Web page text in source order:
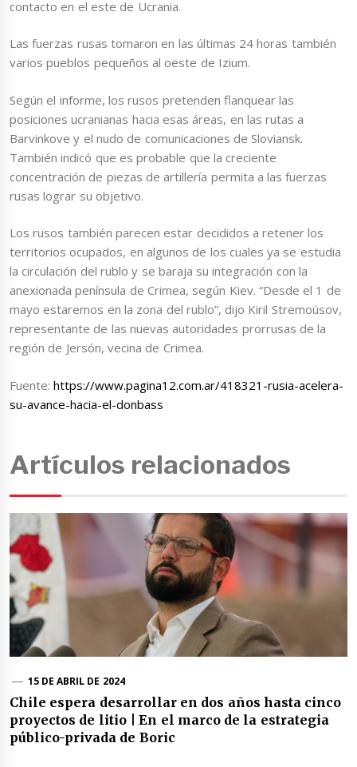
contacto en el este de Ucrania.
Las fuerzas rusas tomaron en las últimas 24 horas también
varios pueblos pequeños al oeste de Izium.
Según el informe, los rusos pretenden flanquear las
posiciones ucranianas hacia esas áreas, en las rutas a
Barvinkove y el nudo de comunicaciones de Sloviansk.
También indicó que es probable que la creciente
concentración de piezas de artillería permita a las fuerzas
rusas lograr su objetivo.
Los rusos también parecen estar decididos a retener los
territorios ocupados, en algunos de los cuales ya se estudia
la circulación del rublo y se baraja su integración con la
anexionada península de Crimea, según Kiev. “Desde el 1 de
mayo estaremos en la zona del rublo”, dijo Kiril Stremoúsov,
representante de las nuevas autoridades prorrusas de la
región de Jersón, vecina de Crimea.
Fuente:https://www.pagina12.com.ar/418321-rusia-acelera-
su-avance-hacia-el-donbass
Artículos relacionados
15 DE ABRIL DE 2024
Chile espera desarrollar en dos años hasta cinco
proyectos de litio | En el marco de la estrategia
público-privada de Boric